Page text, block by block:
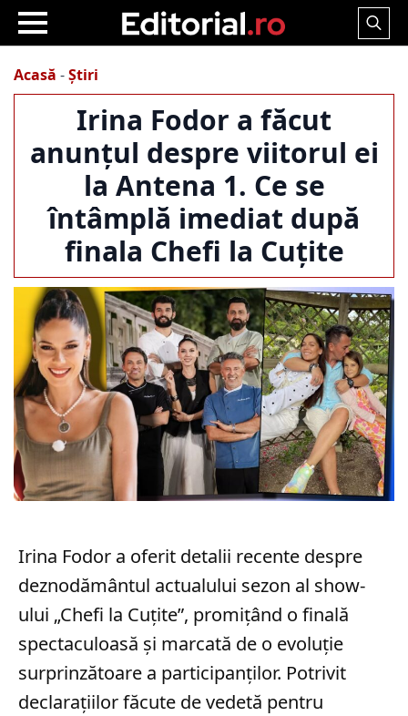
Search
Acasă -Știri
Irina Fodor a făcut
anunțul despre viitorul ei
la Antena 1. Ce se
întâmplă imediat după
finala Chefi la Cuțite
Irina Fodor a oferit detalii recente despre
deznodământul actualului sezon al show-
ului „Chefi la Cuțite”, promițând o finală
spectaculoasă și marcată de o evoluție
surprinzătoare a participanților. Potrivit
declarațiilor făcute de vedetă pentru